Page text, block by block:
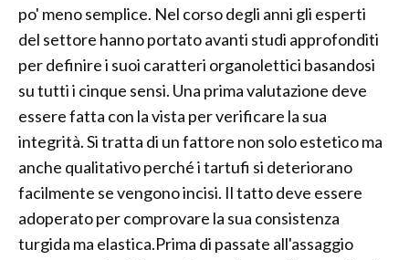
po' meno semplice. Nel corso degli anni gli esperti
del settore hanno portato avanti studi approfonditi
per definire i suoi caratteri organolettici basandosi
su tutti i cinque sensi. Una prima valutazione deve
essere fatta con la vista per verificare la sua
integrità. Si tratta di un fattore non solo estetico ma
anche qualitativo perché i tartufi si deteriorano
facilmente se vengono incisi. Il tatto deve essere
adoperato per comprovare la sua consistenza
turgida ma elastica.Prima di passate all'assaggio